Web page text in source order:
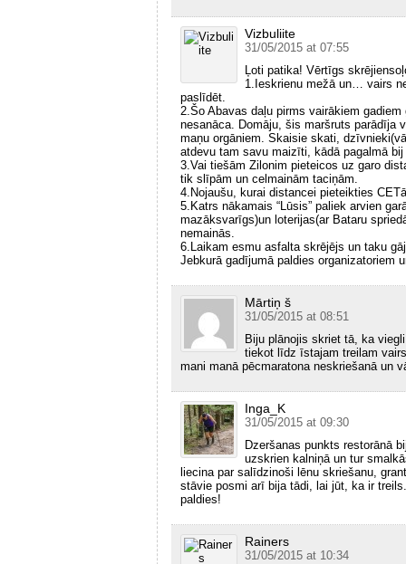
Vizbuliite
31/05/2015 at 07:55
Ļoti patika! Vērtīgs
1.Ieskrienu mežā un… vairs
paslīdēt.
2.Šo Abavas daļu pirms vairākiem
nesanāca. Domāju, šis maršruts parādīja
maņu orgāniem. Skaisie skati,
atdevu tam savu maizīti, kādā pagalmā
3.Vai tiešām Zilonim pieteicos uz garo
tik slīpām un celmainām taciņām.
4.Nojaušu, kurai distancei pieteikties
5.Katrs nākamais “Lūsis” paliek arvien
mazāksvarīgs)un loterijas(ar Bataru
nemainās.
6.Laikam esmu asfalta skrējējs un taku
Jebkurā gadījumā paldies organizatoriem
Mārtiņ š
31/05/2015 at 08:51
Biju plānojis skriet tā, ka
tiekot līdz īstajam treilam
mani manā pēcmaratona neskriešanā un
Inga_K
31/05/2015 at 09:30
Dzeršanas punkts restorānā
uzskrien kalniņā un tur
liecina par salīdzinoši lēnu skriešanu,
stāvie posmi arī bija tādi, lai jūt, ka ir
paldies!
Rainers
31/05/2015 at 10:34